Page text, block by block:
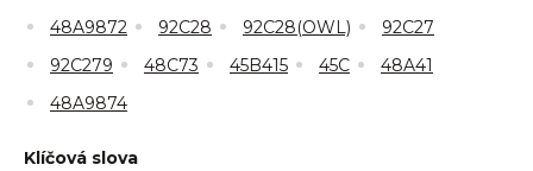
48A9872
92C28 92C28(OWL)
92C27
92C279
48C73 45B415 45C
48A41
48A9874
Klíčová slova